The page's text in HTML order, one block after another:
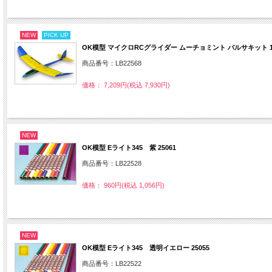
NEW PICK UP
OK模型 マイクロRCグライダー ムーチョミント バルサキット
商品番号：LB22568
価格： 7,209円(税込 7,930円)
NEW
OK模型 Eライト345 紫 25061
商品番号：LB22528
価格： 960円(税込 1,056円)
NEW
OK模型 Eライト345 透明イエロー 25055
商品番号：LB22522